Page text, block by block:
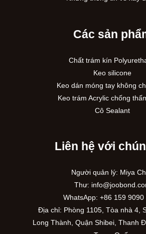
Các sản
Chất trám kín
Keo silicone
Keo dán móng tay không
Keo trám Acrylic chống
Cô Sealant
Liên hệ với
Người quản lý: Miya
Thư:
WhatsApp: +86 159 9090
Địa chỉ: Phòng 1105, Tòa nhà 4,
Long Thành, Quận Shibei, Thanh
PT